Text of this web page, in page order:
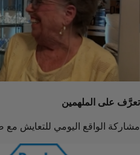
تعرَّف على الملهمين
مشاركة الواقع اليومي للتعايش